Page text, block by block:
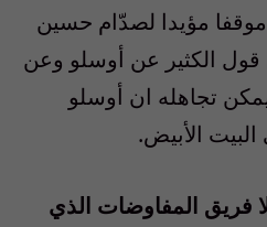
اتخذ موقفا مؤيدا لصدّام حسين
قول الكثير عن أوسلو وعن
تجاهله ان أوسلو
الأبيض.
فريق المفاوضات الذي